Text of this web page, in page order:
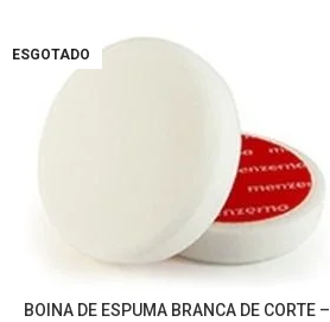
ESGOTADO
LEIA MAIS
BOINA DE ESPUMA BRANCA DE CORTE –